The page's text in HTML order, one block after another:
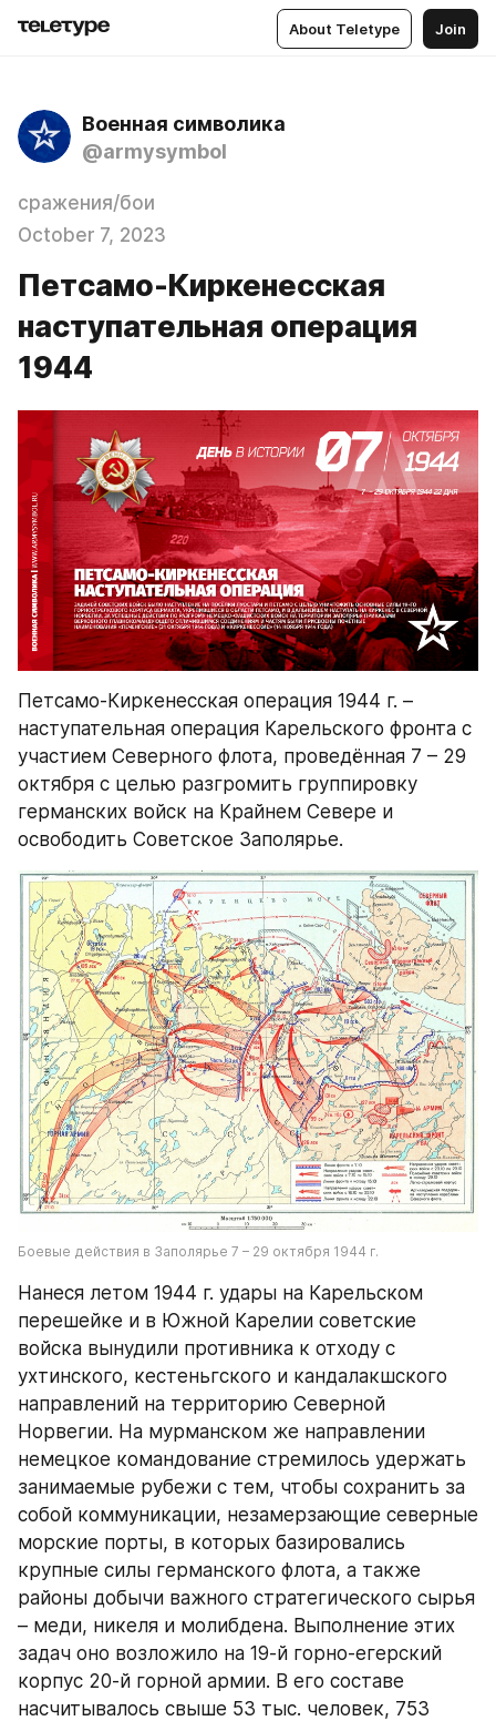
About Teletype Join
Военная символика
@armysymbol
сражения/бои
October 7, 2023
Петсамо-Киркенесская
наступательная операция
1944
Петсамо-Киркенесская операция 1944 г. –
наступательная операция Карельского фронта с
участием Северного флота, проведённая 7 – 29
октября с целью разгромить группировку
германских войск на Крайнем Севере и
освободить Советское Заполярье.
Боевые действия в Заполярье 7 – 29 октября 1944 г.
Нанеся летом 1944 г. удары на Карельском
перешейке и в Южной Карелии советские
войска вынудили противника к отходу с
ухтинского, кестеньгского и кандалакшского
направлений на территорию Северной
Норвегии. На мурманском же направлении
немецкое командование стремилось удержать
занимаемые рубежи с тем, чтобы сохранить за
собой коммуникации, незамерзающие северные
морские порты, в которых базировались
крупные силы германского флота, а также
районы добычи важного стратегического сырья
– меди, никеля и молибдена. Выполнение этих
задач оно возложило на 19-й горно-егерский
корпус 20-й горной армии. В его составе
насчитывалось свыше 53 тыс. человек, 753